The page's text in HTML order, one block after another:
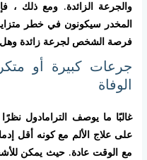
والجرعة الزائدة. ومع ذلك ،
المخدر سيكونون في خطر
فرصة الشخص لجرعة زائدة وهل
جرعات كبيرة أو
الوفاة
غالبًا ما يوصف الترامادول
على علاج الألم مع كونه أقل
مع الوقت عادة. حيث يمكن